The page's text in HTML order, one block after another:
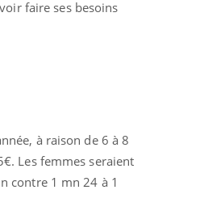
faire ses besoins
à raison de 6 à 8
Les femmes seraient
contre 1 mn 24 à 1